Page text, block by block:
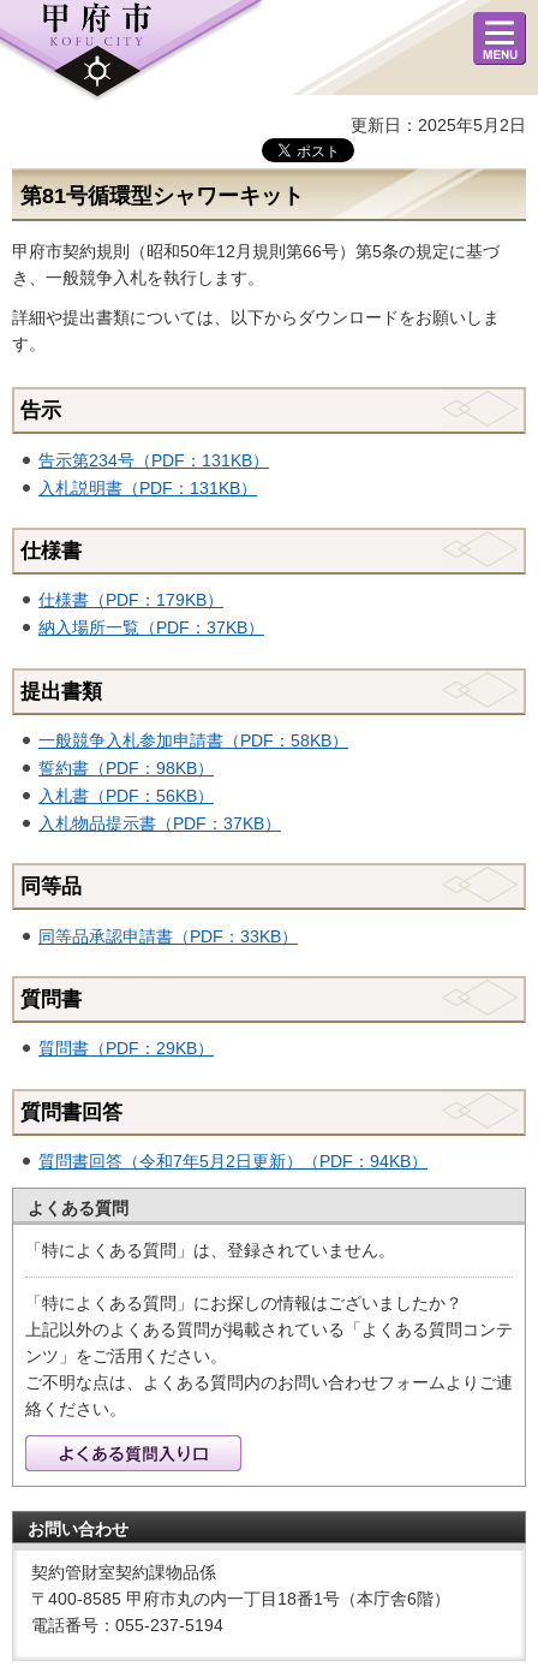
メニュ
ー
更新日：2025年5月2日
第81号循環型シャワーキット
甲府市契約規則（昭和50年12月規則第66号）第5条の規定に基づ
き、一般競争入札を執行します。
詳細や提出書類については、以下からダウンロードをお願いしま
す。
告示
告示第234号（PDF：131KB）
入札説明書（PDF：131KB）
仕様書
仕様書（PDF：179KB）
納入場所一覧（PDF：37KB）
提出書類
一般競争入札参加申請書（PDF：58KB）
誓約書（PDF：98KB）
入札書（PDF：56KB）
入札物品提示書（PDF：37KB）
同等品
同等品承認申請書（PDF：33KB）
質問書
質問書（PDF：29KB）
質問書回答
質問書回答（令和7年5月2日更新）（PDF：94KB）
よくある質問
「特によくある質問」は、登録されていません。
「特によくある質問」にお探しの情報はございましたか？
上記以外のよくある質問が掲載されている「よくある質問コンテ
ンツ」をご活用ください。
ご不明な点は、よくある質問内のお問い合わせフォームよりご連
絡ください。
お問い合わせ
契約管財室契約課物品係
〒400-8585 甲府市丸の内一丁目18番1号（本庁舎6階）
電話番号：055-237-5194